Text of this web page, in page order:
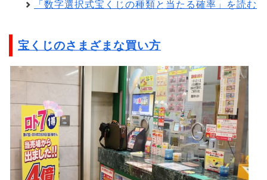
「数字選択式宝くじの種類と当たる確率」を読む
宝くじのさまざまな買い方